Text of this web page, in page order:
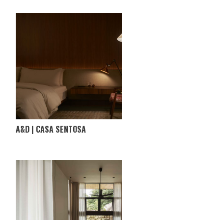
A&D | CASA SENTOSA